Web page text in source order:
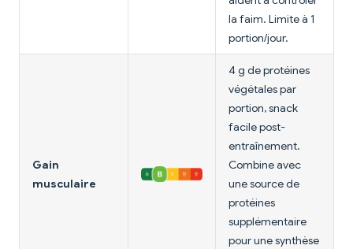
la faim. Limite à 1
portion/jour.
Gain
musculaire
4 g de protéines
végétales par
portion, snack
facile post-
entraînement.
Combine avec
une source de
protéines
supplémentaire
pour une synthèse